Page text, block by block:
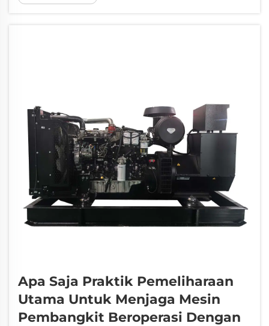
karbon dioksida (CO2) dan metana (CH4),
Apa Saja Praktik Pemeliharaan
Utama Untuk Menjaga Mesin
Pembangkit Beroperasi Dengan